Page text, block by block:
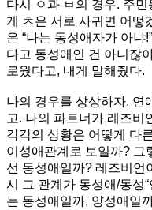
다시 ㅇ과 ㅂ의 경우. 주
게 ㅊ은 서로 사귀면 어떻
은 “나는 동성애자가 아냐
다고 동성애인 건 아니잖
로웠다고, 내게 말해줬다.
나의 경우를 상상하자. 연
고. 나의 파트너가 레즈비
각각의 상황은 어떻게 다
이성애관계로 보일까? 그
선 동성애일까? 레즈비언
시 그 관계가 동성애/동성
는 동성애일까, 양성애일